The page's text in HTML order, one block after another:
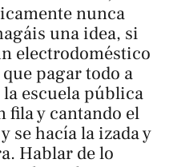
nunca
una idea, si
electrodoméstico
pagar todo a
escuela pública
fila y cantando el
se hacía la izada y
Hablar de lo